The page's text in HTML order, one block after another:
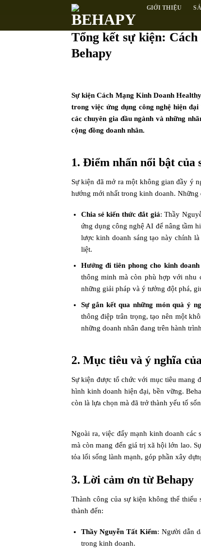
GIỚI THIỆU
Tổng kết sự kiện:
Behapy
Sự kiện Cách Mạng Kinh Doanh
trong việc ứng dụng công nghệ hiện
các chuyên gia đầu ngành và những
cộng đồng doanh nhân.
1. Điểm nhấn nổi bật của
Sự kiện đã mở ra một không gian đầy ý
hướng mới nhất trong kinh doanh. Những
Chia sẻ kiến thức đắt giá: Thầy
ứng dụng công nghệ AI để nâng tầm
lược kinh doanh sáng tạo này chính
liệt.
Hướng đi tiên phong cho kinh
thông minh mà còn phù hợp với nhu
những giải pháp và ý tưởng đột phá,
Sự gắn kết qua những món quà ý
thông điệp trân trọng, tạo nên một
những doanh nhân đang trên hành
2. Mục tiêu và ý nghĩa
Sự kiện được tổ chức với mục tiêu mang
hình kinh doanh hiện đại, bền vững.
còn là lựa chọn mà đã trở thành yếu tố
Ngoài ra, việc đẩy mạnh kinh doanh các
mà còn mang đến giá trị xã hội lớn lao.
tỏa lối sống lành mạnh, góp phần xây
3. Lời cảm ơn từ Behapy
Thành công của sự kiện không thể
thành đến:
Thầy Nguyễn Tất Kiểm: Người dẫn
trong kinh doanh.